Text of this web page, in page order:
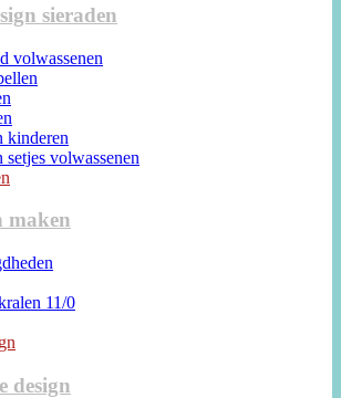
sieraden
volwassenen
kinderen
setjes volwassenen
maken
11/0
design